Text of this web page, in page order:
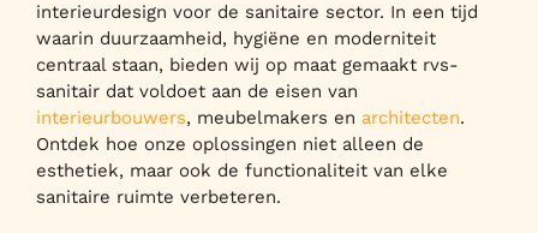
interieurdesign voor de sanitaire sector. In een tijd
waarin duurzaamheid, hygiëne en moderniteit
centraal staan, bieden wij op maat gemaakt rvs-
sanitair dat voldoet aan de eisen van
interieurbouwers, meubelmakers en architecten.
Ontdek hoe onze oplossingen niet alleen de
esthetiek, maar ook de functionaliteit van elke
sanitaire ruimte verbeteren.